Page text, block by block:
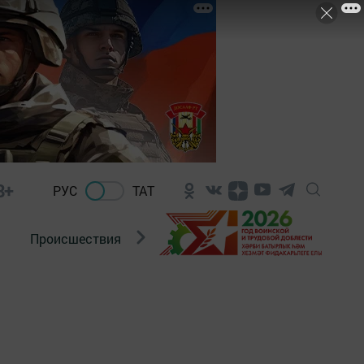
РУС ТАТ
Происшествия Новости Госавтоинспекции